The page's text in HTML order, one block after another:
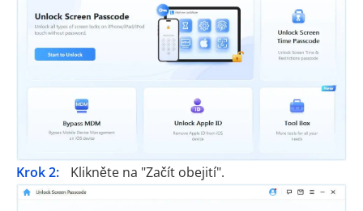
Krok 2: Klikněte na "Začít obejití".